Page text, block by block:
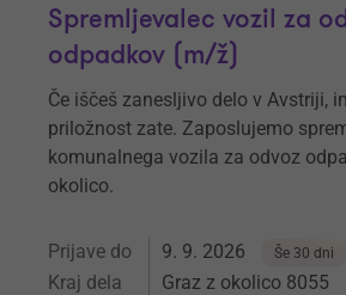
Spremljevalec vozil za
odpadkov (m/ž)
Če iščeš zanesljivo delo v Avstriji,
priložnost zate. Zaposlujemo
komunalnega vozila za odvoz
okolico.
Prijave do 9. 9. 2026 Še 30 dni
Kraj dela Graz z okolico 8055